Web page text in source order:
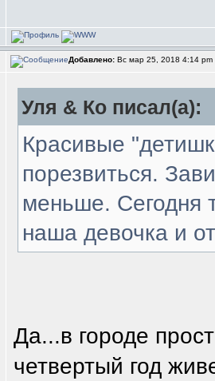
Добавлено: Вс мар 25, 2018 4:14 pm
Уля & Ко писал(а):
Красивые
порезвиться.
меньше. Сегодня
наша девочка и
Да...в городе
четвертый год